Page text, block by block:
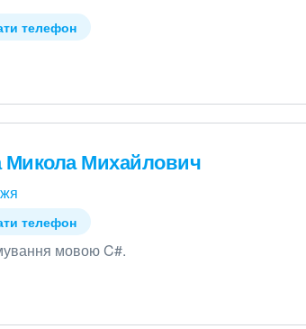
телефон
Микола Михайлович
телефон
мовою C#.